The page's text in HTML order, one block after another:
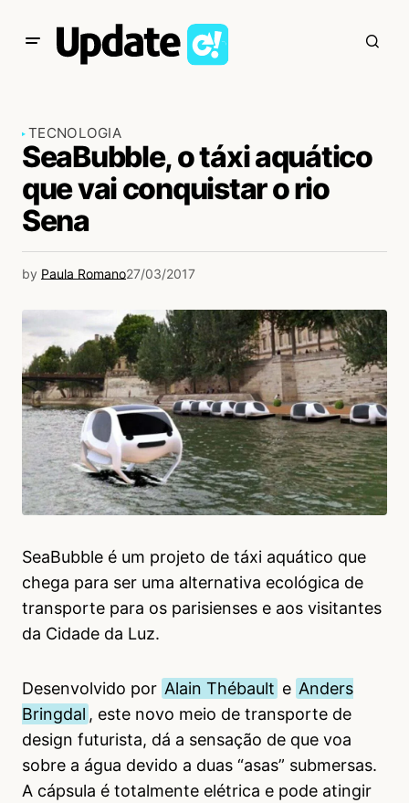
TECNOLOGIA
SeaBubble, o táxi aquático
que vai conquistar o rio
Sena
by Paula Romano27/03/2017
SeaBubble é um projeto de táxi aquático que
chega para ser uma alternativa ecológica de
transporte para os parisienses e aos visitantes
da Cidade da Luz.
Desenvolvido por Alain Thébault e Anders
Bringdal , este novo meio de transporte de
design futurista, dá a sensação de que voa
sobre a água devido a duas “asas” submersas.
A cápsula é totalmente elétrica e pode atingir